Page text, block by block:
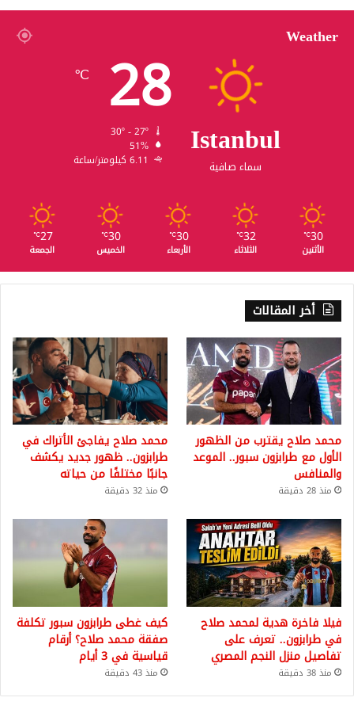
Weather
Istanbul
سماء صافية
28
℃
51%
6.11 كيلومتر/ساعة
30
℃
الأثنين
32
℃
الثلاثاء
30
℃
الأربعاء
30
℃
الخميس
27
℃
الجمعة
أخر المقالات
محمد صلاح يقترب من الظهور
الأول مع طرابزون سبور.. الموعد
والمنافس
منذ 28 دقيقة
محمد صلاح يفاجئ الأتراك في
طرابزون.. ظهور جديد يكشف
جانبًا مختلفًا من حياته
منذ 32 دقيقة
فيلا فاخرة هدية لمحمد صلاح
في طرابزون.. تعرف على
تفاصيل منزل النجم المصري
منذ 38 دقيقة
كيف غطى طرابزون سبور تكلفة
صفقة محمد صلاح؟ أرقام
قياسية في 3 أيام
منذ 43 دقيقة